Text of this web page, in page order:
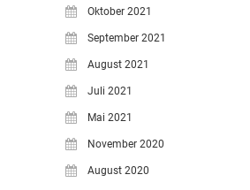
Oktober 2021
September 2021
August 2021
Juli 2021
Mai 2021
November 2020
August 2020